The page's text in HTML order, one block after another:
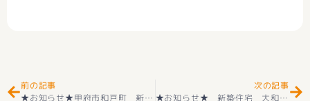
前の記事
★お知らせ★甲府市和戸町 新築建売住宅 好評販売中(^^♪
次の記事
★お知らせ★ 新築住宅 大和ハウスジーヴォ上石田４丁目